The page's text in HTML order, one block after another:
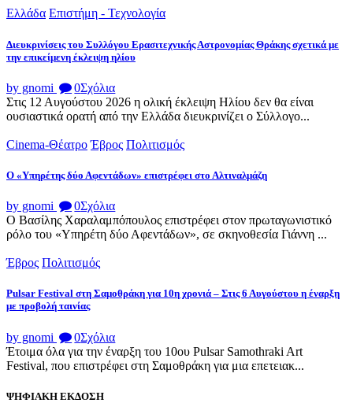
Ελλάδα Επιστήμη - Τεχνολογία
Διευκρινίσεις του Συλλόγου Ερασιτεχνικής Αστρονομίας Θράκης σχετικά με
την επικείμενη έκλειψη ηλίου
by gnomi 0Σχόλια
Στις 12 Αυγούστου 2026 η ολική έκλειψη Ηλίου δεν θα είναι
ουσιαστικά ορατή από την Ελλάδα διευκρινίζει ο Σύλλογο...
Cinema-Θέατρο Έβρος Πολιτισμός
Ο «Υπηρέτης δύο Αφεντάδων» επιστρέφει στο Αλτιναλμάζη
by gnomi 0Σχόλια
Ο Βασίλης Χαραλαμπόπουλος επιστρέφει στον πρωταγωνιστικό
ρόλο του «Υπηρέτη δύο Αφεντάδων», σε σκηνοθεσία Γιάννη ...
Έβρος Πολιτισμός
Pulsar Festival στη Σαμοθράκη για 10η χρονιά – Στις 6 Αυγούστου η έναρξη
με προβολή ταινίας
by gnomi 0Σχόλια
Έτοιμα όλα για την έναρξη του 10ου Pulsar Samothraki Art
Festival, που επιστρέφει στη Σαμοθράκη για μια επετειακ...
ΨΗΦΙΑΚΗ ΕΚΔΟΣΗ